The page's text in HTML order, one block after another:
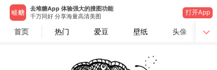
去堆糖App 体验强大的搜图功能
千万同好 分享海量高清美图
打开App
首页 热门 爱豆 壁纸 头像